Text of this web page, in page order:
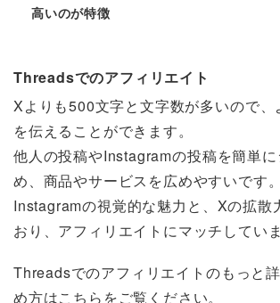
高いのが特徴
Threadsでのアフィリエイト
Xよりも500文字と文字数が多いので、
を伝えることができます。
他人の投稿やInstagramの投稿を簡単
め、商品やサービスを広めやすいです。
Instagramの視覚的な魅力と、Xの拡散
おり、アフィリエイトにマッチしていま
Threadsでのアフィリエイトのもっと
め方はこちらをご覧ください。